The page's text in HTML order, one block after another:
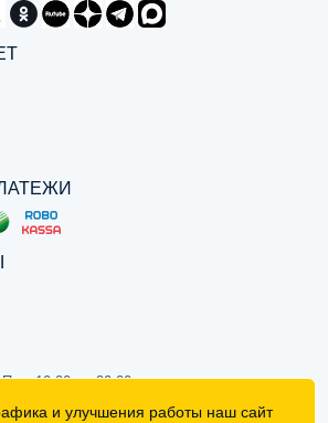
с 10:00 до 20:00
и улучшения работы наш сайт